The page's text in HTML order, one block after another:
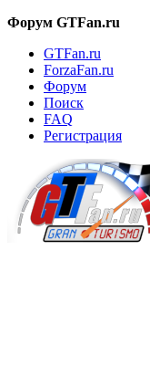
Форум GTFan.ru
GTFan.ru
ForzaFan.ru
Форум
Поиск
FAQ
Регистрация